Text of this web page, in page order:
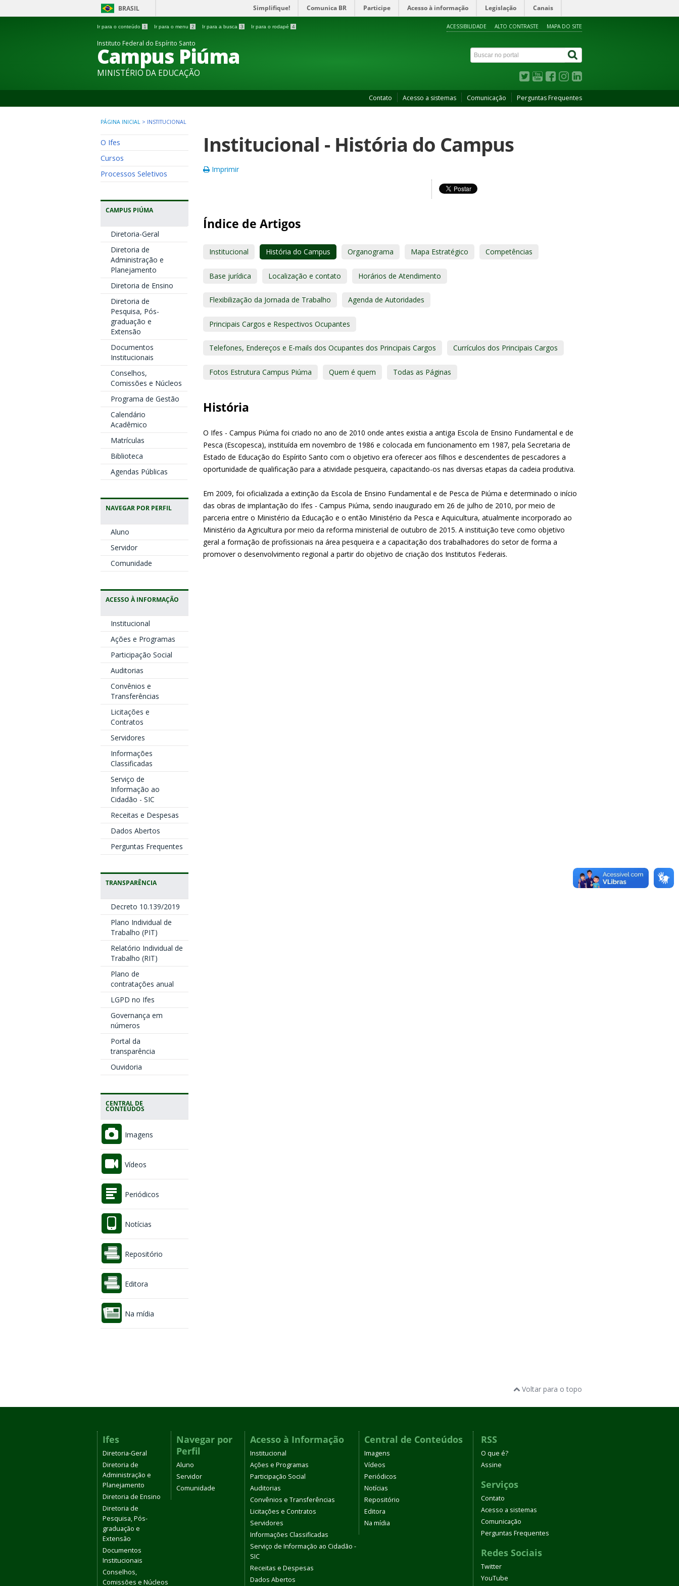
BRASIL Simplifique! Comunica BR Participe Acesso à informação Legislação Canais
Ir para o conteúdo 1 Ir para o menu 2 Ir para a busca 3 Ir para o rodapé 4 ACESSIBILIDADE ALTO CONTRASTE MAPA DO SITE
Instituto Federal do Espírito Santo
Campus Piúma
MINISTÉRIO DA EDUCAÇÃO
Contato Acesso a sistemas Comunicação Perguntas Frequentes
PÁGINA INICIAL > INSTITUCIONAL
O Ifes
Cursos
Processos Seletivos
CAMPUS PIÚMA
Diretoria-Geral
Diretoria de
Administração e
Planejamento
Diretoria de Ensino
Diretoria de
Pesquisa, Pós-
graduação e
Extensão
Documentos
Institucionais
Conselhos,
Comissões e Núcleos
Programa de Gestão
Calendário
Acadêmico
Matrículas
Biblioteca
Agendas Públicas
NAVEGAR POR PERFIL
Aluno
Servidor
Comunidade
ACESSO À INFORMAÇÃO
Institucional
Ações e Programas
Participação Social
Auditorias
Convênios e
Transferências
Licitações e
Contratos
Servidores
Informações
Classificadas
Serviço de
Informação ao
Cidadão - SIC
Receitas e Despesas
Dados Abertos
Perguntas Frequentes
TRANSPARÊNCIA
Decreto 10.139/2019
Plano Individual de
Trabalho (PIT)
Relatório Individual de
Trabalho (RIT)
Plano de
contratações anual
LGPD no Ifes
Governança em
números
Portal da
transparência
Ouvidoria
CENTRAL DE
CONTEÚDOS
Imagens
Vídeos
Periódicos
Notícias
Repositório
Editora
Na mídia
Institucional - História do Campus
Imprimir
Índice de Artigos
Institucional História do Campus Organograma Mapa Estratégico Competências
Base jurídica Localização e contato Horários de Atendimento
Flexibilização da Jornada de Trabalho Agenda de Autoridades
Principais Cargos e Respectivos Ocupantes
Telefones, Endereços e E-mails dos Ocupantes dos Principais Cargos Currículos dos Principais Cargos
Fotos Estrutura Campus Piúma Quem é quem Todas as Páginas
História
O Ifes - Campus Piúma foi criado no ano de 2010 onde antes existia a antiga Escola de Ensino Fundamental e de
Pesca (Escopesca), instituída em novembro de 1986 e colocada em funcionamento em 1987, pela Secretaria de
Estado de Educação do Espírito Santo com o objetivo era oferecer aos filhos e descendentes de pescadores a
oportunidade de qualificação para a atividade pesqueira, capacitando-os nas diversas etapas da cadeia produtiva.
Em 2009, foi oficializada a extinção da Escola de Ensino Fundamental e de Pesca de Piúma e determinado o início
das obras de implantação do Ifes - Campus Piúma, sendo inaugurado em 26 de julho de 2010, por meio de
parceria entre o Ministério da Educação e o então Ministério da Pesca e Aquicultura, atualmente incorporado ao
Ministério da Agricultura por meio da reforma ministerial de outubro de 2015. A instituição teve como objetivo
geral a formação de profissionais na área pesqueira e a capacitação dos trabalhadores do setor de forma a
promover o desenvolvimento regional a partir do objetivo de criação dos Institutos Federais.
Voltar para o topo
Ifes
Diretoria-Geral
Diretoria de
Administração e
Planejamento
Diretoria de Ensino
Diretoria de
Pesquisa, Pós-
graduação e
Extensão
Documentos
Institucionais
Conselhos,
Comissões e Núcleos
Navegar por
Perfil
Aluno
Servidor
Comunidade
Acesso à Informação
Institucional
Ações e Programas
Participação Social
Auditorias
Convênios e Transferências
Licitações e Contratos
Servidores
Informações Classificadas
Serviço de Informação ao Cidadão -
SIC
Receitas e Despesas
Dados Abertos
Central de Conteúdos
Imagens
Vídeos
Periódicos
Notícias
Repositório
Editora
Na mídia
RSS
O que é?
Assine
Serviços
Contato
Acesso a sistemas
Comunicação
Perguntas Frequentes
Redes Sociais
Twitter
YouTube